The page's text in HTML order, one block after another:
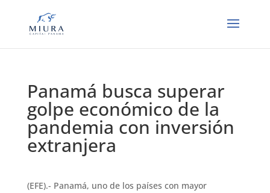
Panamá busca superar
golpe económico de la
pandemia con inversión
extranjera
(EFE).- Panamá, uno de los países con mayor